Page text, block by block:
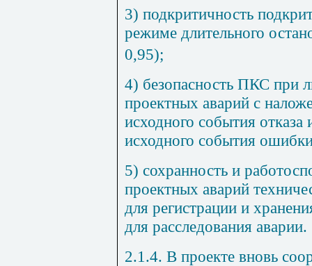
3) подкритичность
режиме длительного
0,95);
4) безопасность ПКС при
проектных аварий с
исходного события
исходного события
5) сохранность и
проектных аварий
для регистрации и
для расследования аварии.
2.1.4. В проекте вновь